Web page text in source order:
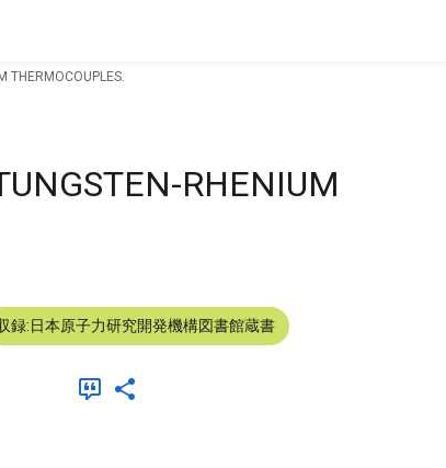
THERMOCOUPLES.
RHENIUM
録:日本原子力研究開発機構図書館蔵書